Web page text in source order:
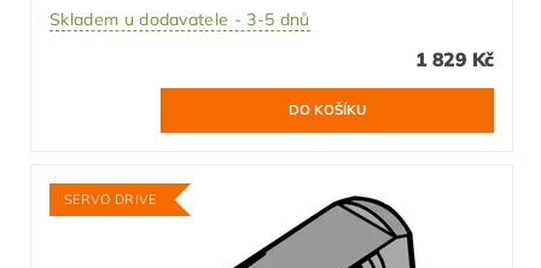
Skladem u dodavatele - 3-5 dnů
1 829 Kč
SERVO DRIVE